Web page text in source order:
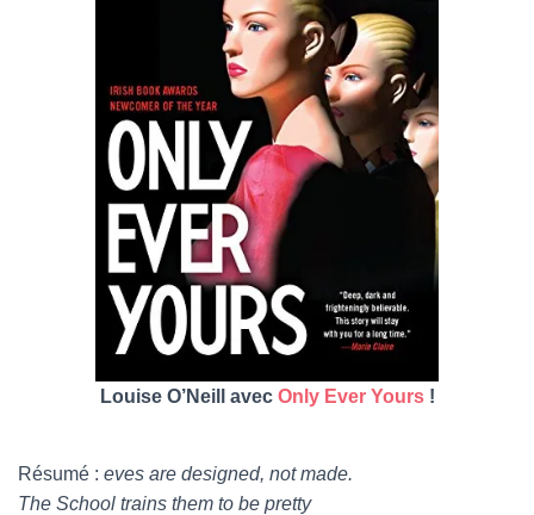
Louise O’Neill avec Only Ever Yours!
Résumé : eves are designed, not made.
The School trains them to be pretty